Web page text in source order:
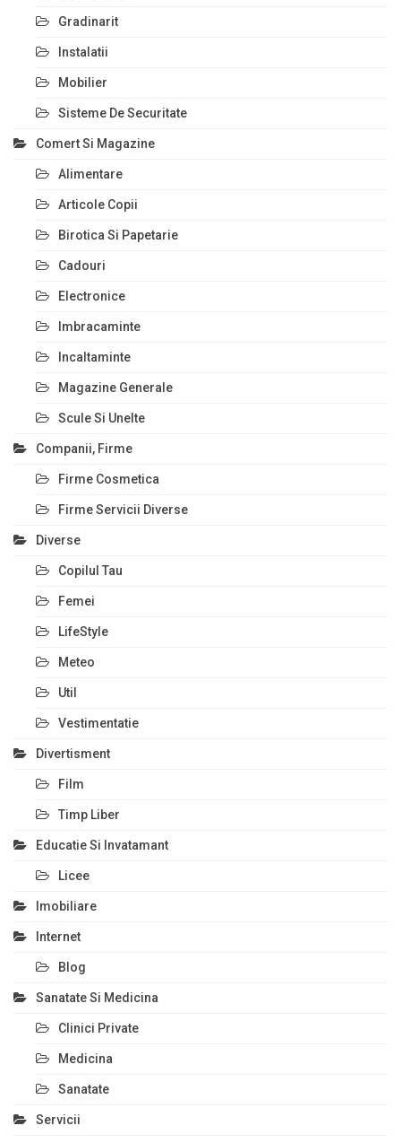
Gradinarit
Instalatii
Mobilier
Sisteme De Securitate
Comert Si Magazine
Alimentare
Articole Copii
Birotica Si Papetarie
Cadouri
Electronice
Imbracaminte
Incaltaminte
Magazine Generale
Scule Si Unelte
Companii, Firme
Firme Cosmetica
Firme Servicii Diverse
Diverse
Copilul Tau
Femei
LifeStyle
Meteo
Util
Vestimentatie
Divertisment
Film
Timp Liber
Educatie Si Invatamant
Licee
Imobiliare
Internet
Blog
Sanatate Si Medicina
Clinici Private
Medicina
Sanatate
Servicii